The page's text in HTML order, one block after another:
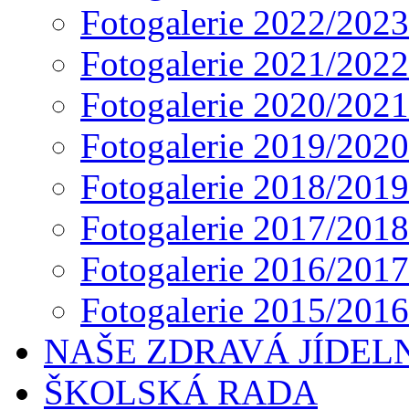
Fotogalerie 2022/2023
Fotogalerie 2021/2022
Fotogalerie 2020/2021
Fotogalerie 2019/2020
Fotogalerie 2018/2019
Fotogalerie 2017/2018
Fotogalerie 2016/2017
Fotogalerie 2015/2016
NAŠE ZDRAVÁ
ŠKOLSKÁ RADA